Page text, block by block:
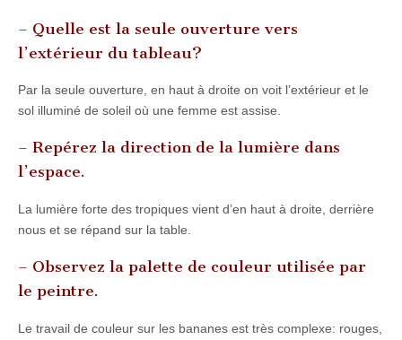
– Quelle est la seule ouverture vers
l’extérieur du tableau?
Par la seule ouverture, en haut à droite on voit l’extérieur et le
sol illuminé de soleil où une femme est assise.
– Repérez la direction de la lumière dans
l’espace.
La lumière forte des tropiques vient d’en haut à droite, derrière
nous et se répand sur la table.
– Observez la palette de couleur utilisée par
le peintre.
Le travail de couleur sur les bananes est très complexe: rouges,